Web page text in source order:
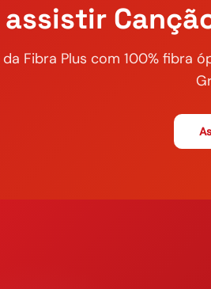
assistir
da Fibra Plus com 100% fibra